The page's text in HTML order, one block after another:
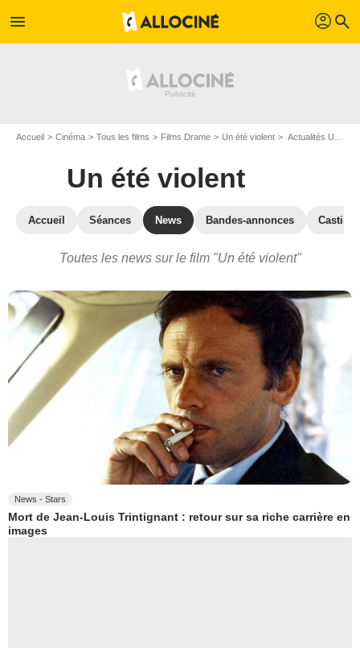
menu profil search
Accueil Cinéma Tous les films Films Drame Un été violent Actualités Un été violent
Un été violent
Accueil Séances News Bandes-annonces Casting
Toutes les news sur le film "Un été violent"
News - Stars
Mort de Jean-Louis Trintignant : retour sur sa riche carrière en
images